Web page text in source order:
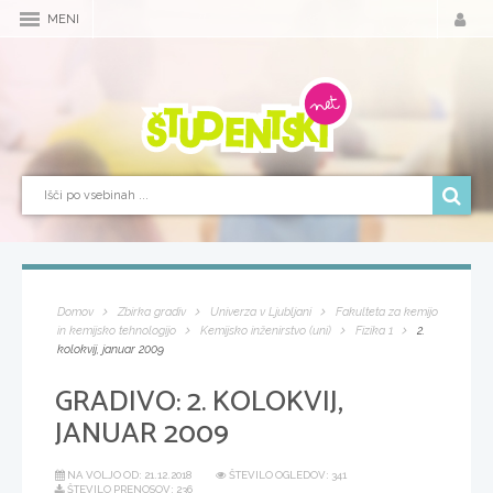
MENI
Domov Zbirka gradiv Univerza v Ljubljani
Fakulteta za kemijo
in kemijsko tehnologijo
Kemijsko inženirstvo (uni) Fizika 1
2.
kolokvij, januar 2009
GRADIVO:2. KOLOKVIJ,
JANUAR 2009
NA VOLJO OD: 21.12.2018
ŠTEVILO OGLEDOV: 341
ŠTEVILO PRENOSOV: 236